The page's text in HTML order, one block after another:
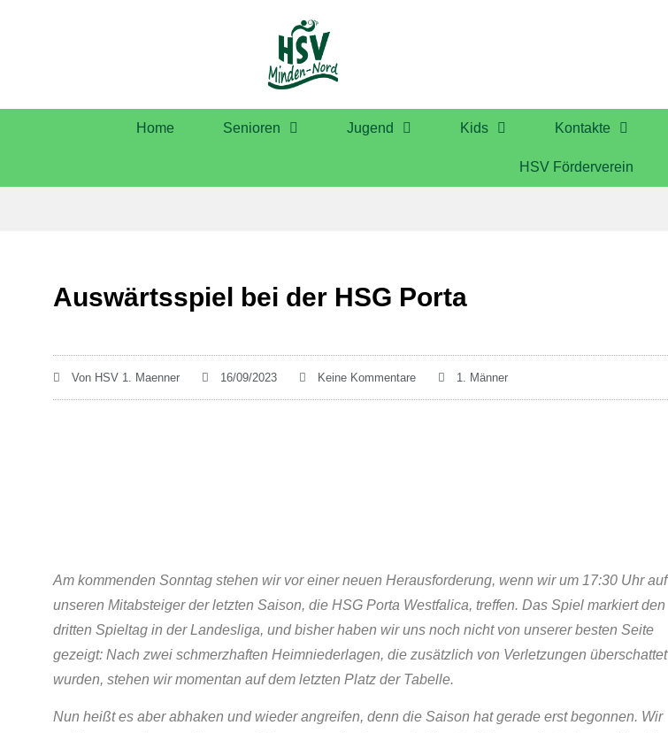
Home Senioren Jugend Kids Kontakte
HSV Förderverein
Auswärtsspiel bei der HSG Porta
Von HSV 1. Maenner 16/09/2023 Keine Kommentare 1. Männer
Am kommenden Sonntag stehen wir vor einer neuen Herausforderung, wenn wir um 17:30 Uhr auf
unseren Mitabsteiger der letzten Saison, die HSG Porta Westfalica, treffen. Das Spiel markiert den
dritten Spieltag in der Landesliga, und bisher haben wir uns noch nicht von unserer besten Seite
gezeigt: Nach zwei schmerzhaften Heimniederlagen, die zusätzlich von Verletzungen überschattet
wurden, stehen wir momentan auf dem letzten Platz der Tabelle.
Nun heißt es aber abhaken und wieder angreifen, denn die Saison hat gerade erst begonnen. Wir